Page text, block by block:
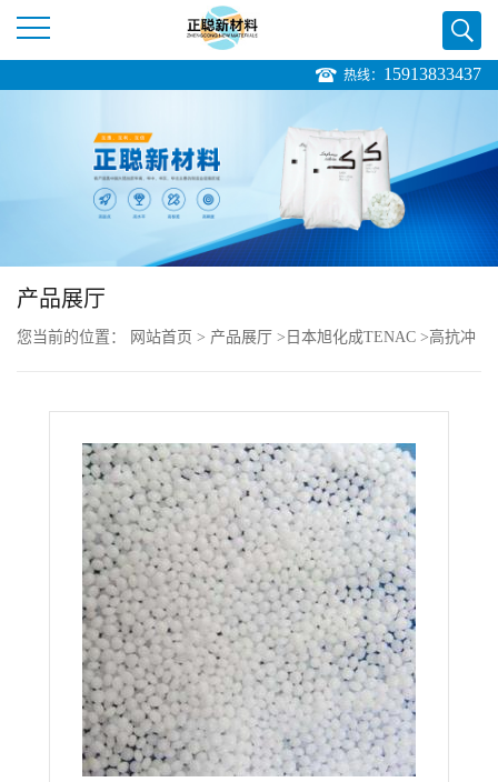
公
热线： 15913833437
产品展厅
您当前的位置： 网站首页 > 产品展厅 > 日本旭化成TENAC >高抗冲